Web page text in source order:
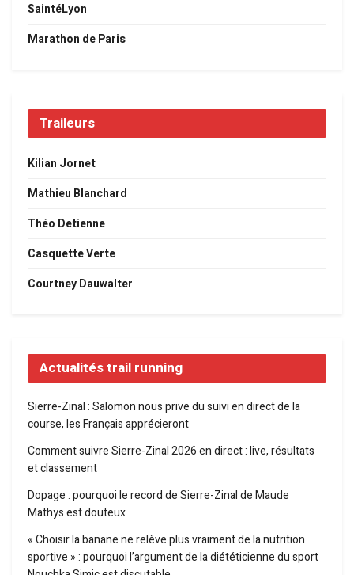
SaintéLyon
Marathon de Paris
Traileurs
Kilian Jornet
Mathieu Blanchard
Théo Detienne
Casquette Verte
Courtney Dauwalter
Actualités trail running
Sierre-Zinal : Salomon nous prive du suivi en direct de la
course, les Français apprécieront
Comment suivre Sierre-Zinal 2026 en direct : live, résultats
et classement
Dopage : pourquoi le record de Sierre-Zinal de Maude
Mathys est douteux
« Choisir la banane ne relève plus vraiment de la nutrition
sportive » : pourquoi l’argument de la diététicienne du sport